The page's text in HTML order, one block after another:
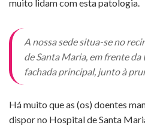
muito lidam com esta patologia.
A nossa sede situa-se no
de Santa Maria, em frente
fachada principal, junto à
Há muito que as (os) doentes
dispor no Hospital de Santa